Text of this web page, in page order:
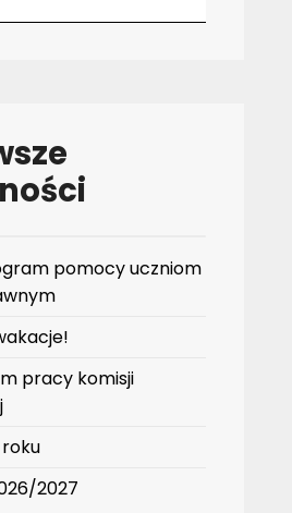
pomocy uczniom
pracy komisji
2027